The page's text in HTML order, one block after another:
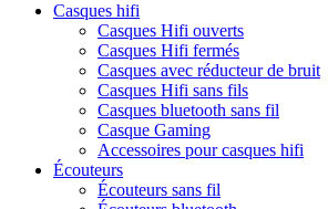
Casques hifi
Casques Hifi ouverts
Casques Hifi fermés
Casques avec réducteur de bruit
Casques Hifi sans fils
Casques bluetooth sans fil
Casque Gaming
Accessoires pour casques hifi
Écouteurs
Écouteurs sans fil